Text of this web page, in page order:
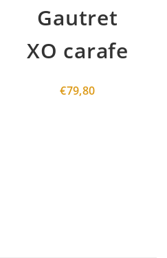
Gautret
XO carafe
€79,80